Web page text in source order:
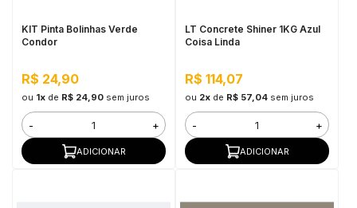
KIT Pinta Bolinhas Verde
Condor
R$ 24,90
ou 1xde R$ 24,90 sem juros
- +
ADICIONAR
LT Concrete Shiner 1KG Azul
Coisa Linda
R$ 114,07
ou 2xde R$ 57,04 sem juros
- +
ADICIONAR